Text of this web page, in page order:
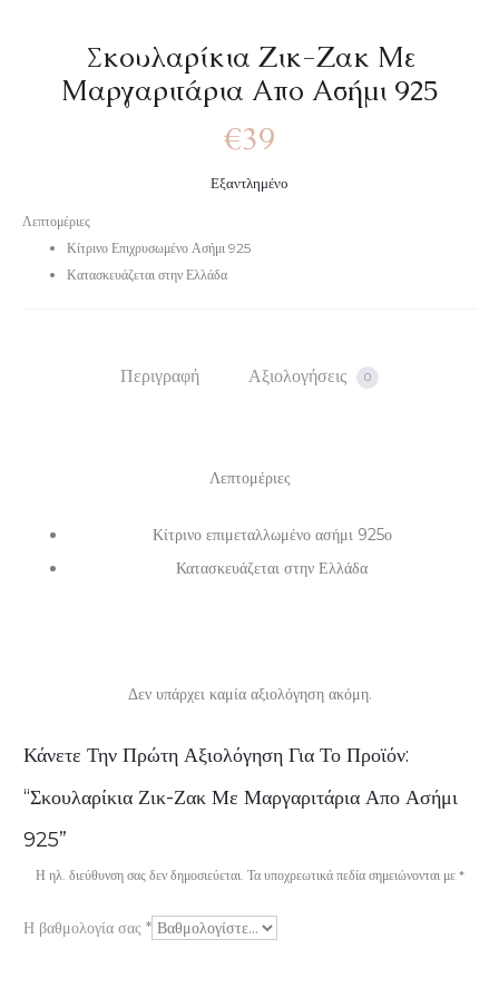
Σκουλαρίκια Ζικ-Ζακ Με
Μαργαριτάρια Απο Ασήμι 925
Λεπτομέριες
Κίτρινο Επιχρυσωμένο Ασήμι 925
Κατασκευάζεται στην Ελλάδα
€39
Εξαντλημένο
Περιγραφή Αξιολογήσεις 0
Λεπτομέριες
Κίτρινο επιμεταλλωμένο ασήμι 925ο
Κατασκευάζεται στην Ελλάδα
Α
ξ
ι
ο
λ
Δεν υπάρχει καμία αξιολόγηση ακόμη.
Κάνετε Την Πρώτη Αξιολόγηση Για Το Προϊόν:
“Σκουλαρίκια Ζικ-Ζακ Με Μαργαριτάρια Απο Ασήμι
925”
Η ηλ. διεύθυνση σας δεν δημοσιεύεται. Τα υποχρεωτικά πεδία σημειώνονται με *
Η βαθμολογία σας *